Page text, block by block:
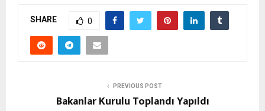
SHARE 0
PREVIOUS POST
Bakanlar Kurulu Toplandı Yapıldı